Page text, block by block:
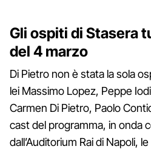
Gli ospiti di Stasera
del 4 marzo
Di Pietro non è stata la sola
lei Massimo Lopez, Peppe
Carmen Di Pietro, Paolo
cast del programma, in onda
dall’Auditorium Rai di Napoli,